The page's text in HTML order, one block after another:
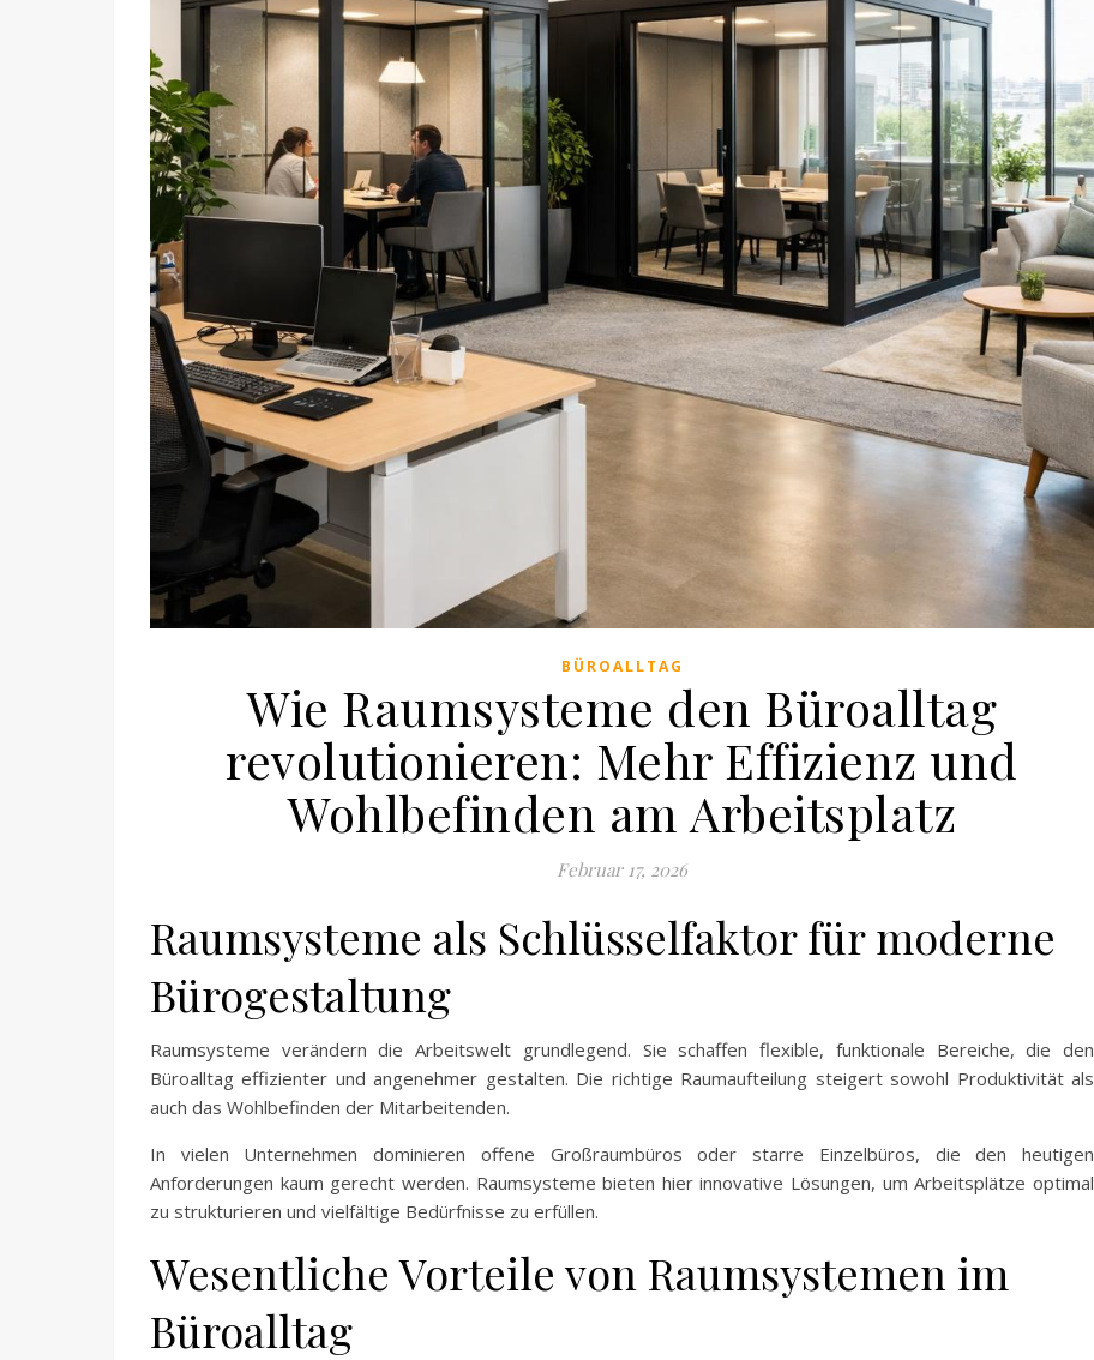
BÜROALLTAG
Wie Raumsysteme den Büroalltag
revolutionieren: Mehr Effizienz und
Wohlbefinden am Arbeitsplatz
Februar 17, 2026
Raumsysteme als Schlüsselfaktor für moderne
Bürogestaltung
Raumsysteme verändern die Arbeitswelt grundlegend. Sie schaffen flexible, funktionale Bereiche, die den
Büroalltag effizienter und angenehmer gestalten. Die richtige Raumaufteilung steigert sowohl Produktivität als
auch das Wohlbefinden der Mitarbeitenden.
In vielen Unternehmen dominieren offene Großraumbüros oder starre Einzelbüros, die den heutigen
Anforderungen kaum gerecht werden. Raumsysteme bieten hier innovative Lösungen, um Arbeitsplätze optimal
zu strukturieren und vielfältige Bedürfnisse zu erfüllen.
Wesentliche Vorteile von Raumsystemen im
Büroalltag